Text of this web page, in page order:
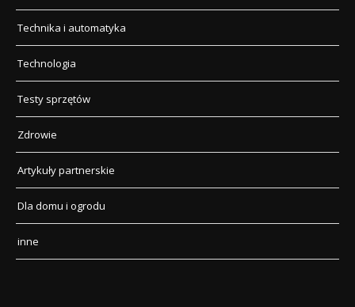
Technika i automatyka
Technologia
Testy sprzętów
Zdrowie
Artykuły partnerskie
Dla domu i ogrodu
inne